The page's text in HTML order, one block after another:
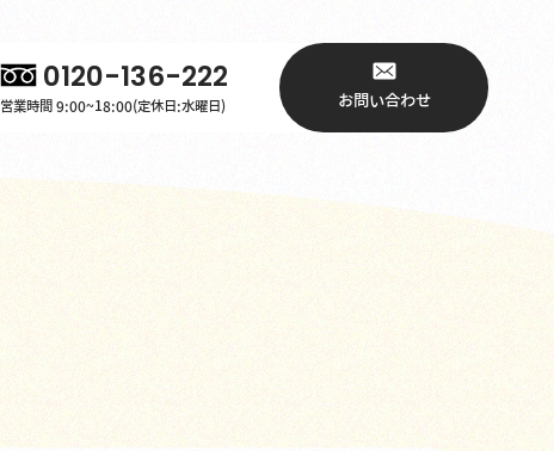
0120-136-222
営業時間 9:00~18:00(定休日:水曜日) お問い合わせ